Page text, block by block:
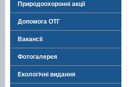
Природоохоронні акції
Допомога ОТГ
Вакансії
Фотогалерея
Екологічні видання